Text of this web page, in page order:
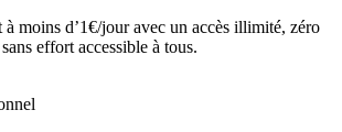
à moins d’1€/jour avec un accès illimité, zéro
effort accessible à tous.